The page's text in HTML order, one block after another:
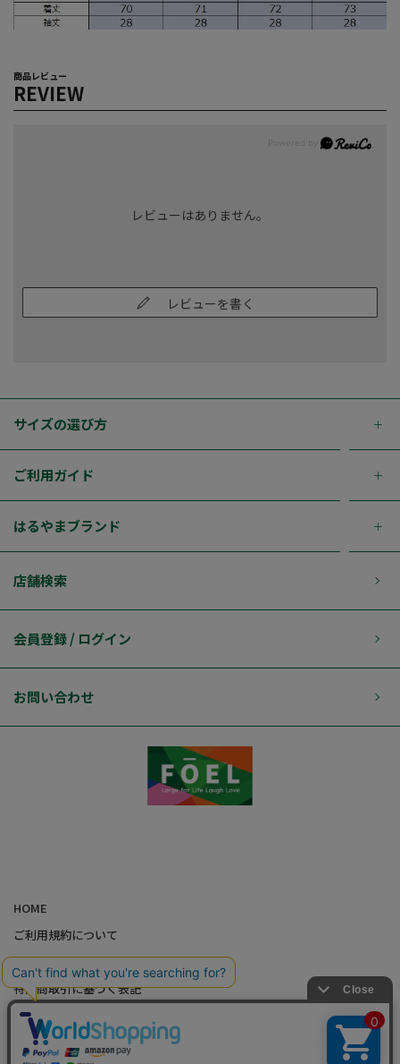
商品レビュー
REVIEW
レビューはありません。
レビューを書く
サイズの選び方
ご利用ガイド
はるやまブランド
店舗検索
会員登録 / ログイン
お問い合わせ
HOME
ご利用規約について
個人情報の取り扱いについて
特定商取引に基づく表記
会社概要
カード会員（情報変更/ポイント照会）